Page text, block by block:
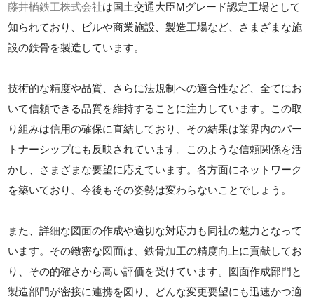
藤井楢鉄工株式会社は国土交通大臣Mグレード認定工場として
知られており、ビルや商業施設、製造工場など、さまざまな施
設の鉄骨を製造しています。
技術的な精度や品質、さらに法規制への適合性など、全てにお
いて信頼できる品質を維持することに注力しています。この取
り組みは信用の確保に直結しており、その結果は業界内のパー
トナーシップにも反映されています。このような信頼関係を活
かし、さまざまな要望に応えています。各方面にネットワーク
を築いており、今後もその姿勢は変わらないことでしょう。
また、詳細な図面の作成や適切な対応力も同社の魅力となって
います。その緻密な図面は、鉄骨加工の精度向上に貢献してお
り、その的確さから高い評価を受けています。図面作成部門と
製造部門が密接に連携を図り、どんな変更要望にも迅速かつ適